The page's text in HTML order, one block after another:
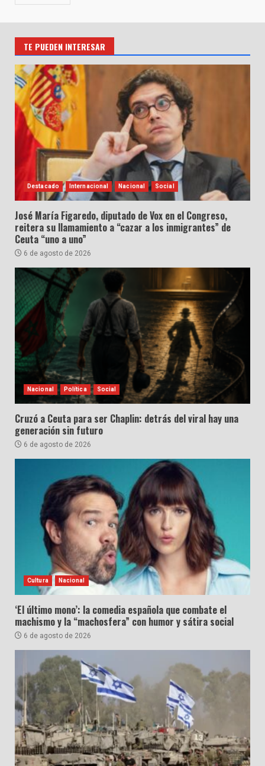
TE PUEDEN INTERESAR
Destacado Internacional Nacional Social
José María Figaredo, diputado de Vox en el Congreso,
reitera su llamamiento a “cazar a los inmigrantes” de
Ceuta “uno a uno”
6 de agosto de 2026
Nacional Política Social
Cruzó a Ceuta para ser Chaplin: detrás del viral hay una
generación sin futuro
6 de agosto de 2026
Cultura Nacional
‘El último mono’: la comedia española que combate el
machismo y la “machosfera” con humor y sátira social
6 de agosto de 2026